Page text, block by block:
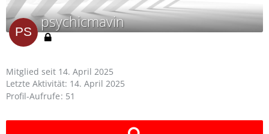
psychicmavin
Mitglied seit 14. April 2025
Letzte Aktivität: 14. April 2025
Profil-Aufrufe 51